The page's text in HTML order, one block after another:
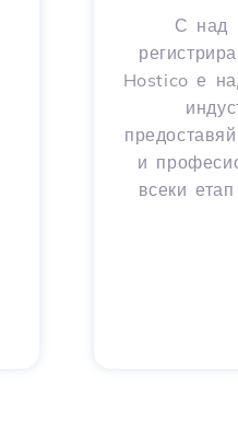
С над
Hostico е
и
всеки